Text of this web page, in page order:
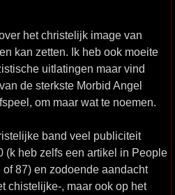
het christelijk image van
kan zetten. Ik heb ook moeite
uitlatingen maar vind
de sterkste Morbid Angel
om maar wat te noemen.
band veel publiciteit
(k heb zelfs een artikel in People
87) en zodoende aandacht
chistelijke-, maar ook op het